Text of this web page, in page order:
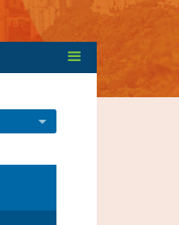
微